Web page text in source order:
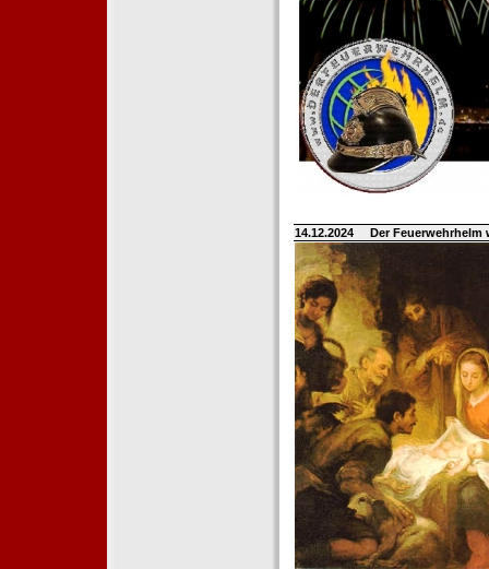
14.12.2024 Der